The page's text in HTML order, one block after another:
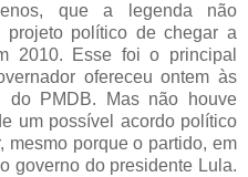
que a legenda não
projeto político de chegar a
2010. Esse foi o principal
ofereceu ontem às
do PMDB. Mas não houve
um possível acordo político
mesmo porque o partido, em
governo do presidente Lula.